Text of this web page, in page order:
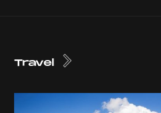
Travel